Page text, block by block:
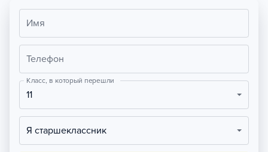
Имя
Телефон
Класс, в который перешли
11
Я старшеклассник